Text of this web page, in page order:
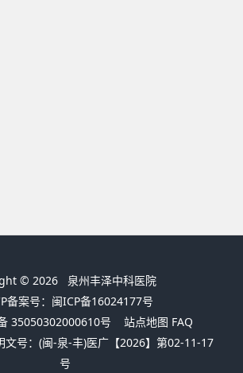
© 2026 泉州丰泽中科医院
备案号：闽ICP备16024177号
35050302000610号
站点地图 FAQ
文号：(闽-泉-丰)医广【2026】第02-11-17
号